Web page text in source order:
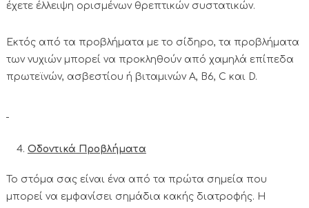
έχετε έλλειψη ορισμένων θρεπτικών συστατικών.
Εκτός από τα προβλήματα με το σίδηρο, τα προβλήματα
των νυχιών μπορεί να προκληθούν από χαμηλά επίπεδα
πρωτεϊνών, ασβεστίου ή βιταμινών Α, Β6, C και D.
Οδοντικά Προβλήματα
Το στόμα σας είναι ένα από τα πρώτα σημεία που
μπορεί να εμφανίσει σημάδια κακής διατροφής. Η